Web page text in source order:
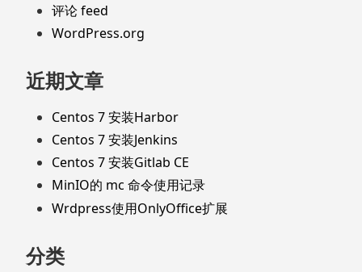
评论 feed
WordPress.org
近期文章
Centos 7 安装Harbor
Centos 7 安装Jenkins
Centos 7 安装Gitlab CE
MinIO的 mc 命令使用记录
Wrdpress使用OnlyOffice扩展
分类